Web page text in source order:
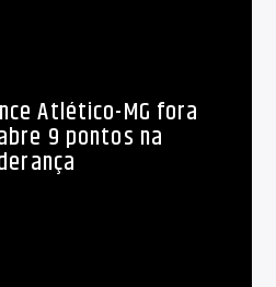
Atlético-MG fora
9 pontos na